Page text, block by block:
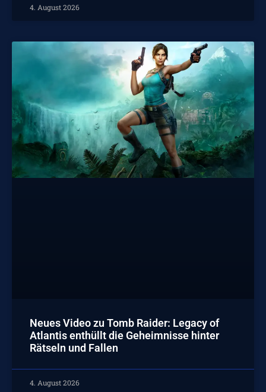
4. August 2026
Neues Video zu Tomb Raider: Legacy of
Atlantis enthüllt die Geheimnisse hinter
Rätseln und Fallen
4. August 2026